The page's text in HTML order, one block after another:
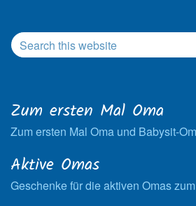
Zum ersten Mal Oma
Zum ersten Mal Oma und Babysit-
Aktive Omas
Geschenke für die aktiven Omas